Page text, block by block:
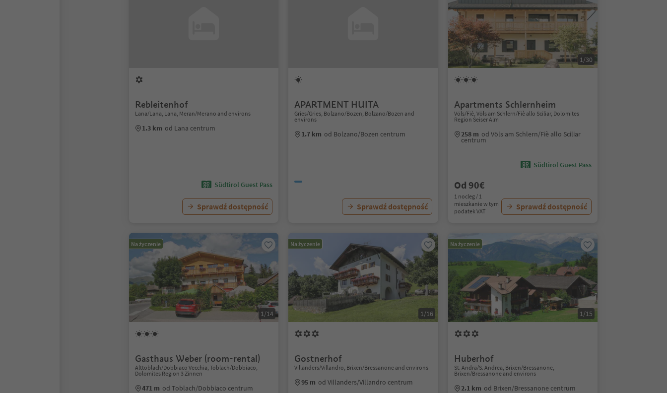
Rebleitenhof
Lana/Lana, Lana, Meran/Merano and environs
1.3 km od Lana centrum
Südtirol Guest Pass
Sprawdź dostępność
APARTMENT HUITA
Gries/Gries, Bolzano/Bozen, Bolzano/Bozen and
environs
1.7 km od Bolzano/Bozen centrum
Sprawdź dostępność
1/30
Apartments Schlernheim
Völs/Fiè, Völs am Schlern/Fiè allo Sciliar, Dolomites
Region Seiser Alm
258 m od Völs am Schlern/Fiè allo Sciliar
centrum
Südtirol Guest Pass
Od 90€
1 nocleg / 1
mieszkanie w tym
podatek VAT
Sprawdź dostępność
Na życzenie
1/14
Gasthaus Weber (room-rental)
Alttoblach/Dobbiaco Vecchia, Toblach/Dobbiaco,
Dolomites Region 3 Zinnen
471 m od Toblach/Dobbiaco centrum
Na życzenie
1/16
Gostnerhof
Villanders/Villandro, Brixen/Bressanone and environs
95 m od Villanders/Villandro centrum
Na życzenie
1/15
Huberhof
St. Andrä/S. Andrea, Brixen/Bressanone,
Brixen/Bressanone and environs
2.1 km od Brixen/Bressanone centrum